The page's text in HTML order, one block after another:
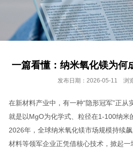
一篇看懂：纳米氧化镁为何
发布日期：2026-05-11 浏
在新材料产业中，有一种“隐形冠军”正从
就是以MgO为化学式、粒径在1-100纳米
2026年，全球纳米氧化镁市场规模持续
材料等领军企业正凭借核心技术，掀起一